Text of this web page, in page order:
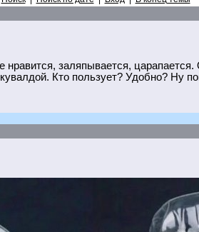
заляпывается,
Кто пользует? Удобно? Ну